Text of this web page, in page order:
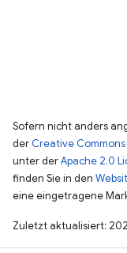
Sofern nicht anders
der Creative
unter derApache 2.0
finden Sie in den
eine eingetragene
Zuletzt aktualisiert: